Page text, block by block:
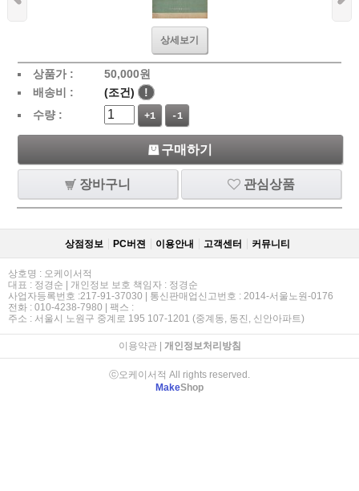
상세보기
상품가 : 50,000원
배송비 :
(조건)
!
수량 :
+1 -1
구매하기
장바구니 관심상품
상점정보 PC버젼 이용안내 고객센터 커뮤니티
상호명 : 오케이서적
대표 : 정경순 | 개인정보 보호 책임자 : 정경순
사업자등록번호 :217-91-37030 | 통신판매업신고번호 : 2014-서울노원-0176
전화 : 010-4238-7980 | 팩스 :
주소 : 서울시 노원구 중계로 195 107-1201 (중계동, 동진, 신안아파트)
이용약관| 개인정보처리방침
ⓒ오케이서적 All rights reserved.
MakeShop